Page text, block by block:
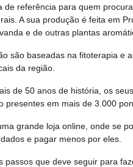
de referência para quem
A sua produção é feita em
e de outras plantas
são baseadas na fitoterapia e
da região.
de 50 anos de história, os
presentes em mais de 3.000
grande loja online, onde se
e pagar menos por eles.
passos que deve seguir para